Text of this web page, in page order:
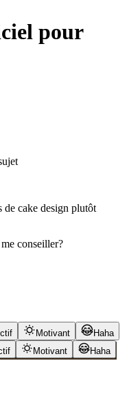
pour
de cake design plutôt
conseiller?
Motivant
Haha
Motivant
Haha